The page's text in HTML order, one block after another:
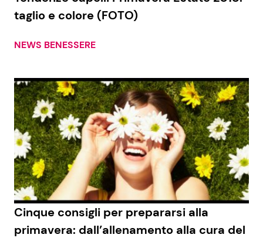
taglio e colore (FOTO)
NEWS BENESSERE
Cinque consigli per prepararsi alla
primavera: dall’allenamento alla cura del